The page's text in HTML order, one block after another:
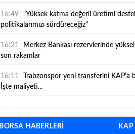
16:49
"Yüksek katma değerli üretimi destekleyen
politikalarımızı sürdüreceğiz"
16:21
son rakamlar
16:11
İşte maliyeti...
16:09 TMO 2026-2027 fındık alım fiyatlarını
açıkladı!
BORSA HABERLERİ KAP